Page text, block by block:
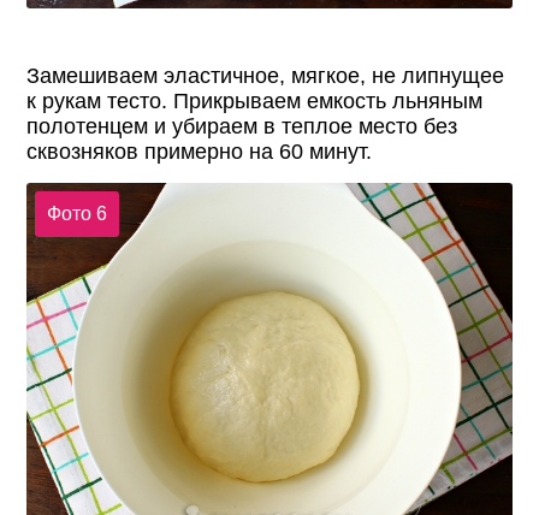
Замешиваем эластичное, мягкое, не липнущее
к рукам тесто. Прикрываем емкость льняным
полотенцем и убираем в теплое место без
сквозняков примерно на 60 минут.
Фото 6